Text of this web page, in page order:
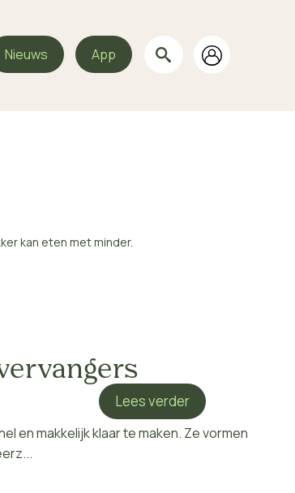
Nieuws App
kan eten met minder.
en makkelijk klaar te maken. Ze vormen
Lees verder